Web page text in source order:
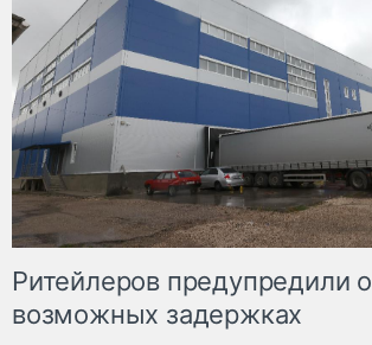
Ритейлеров предупредили о
возможных задержках